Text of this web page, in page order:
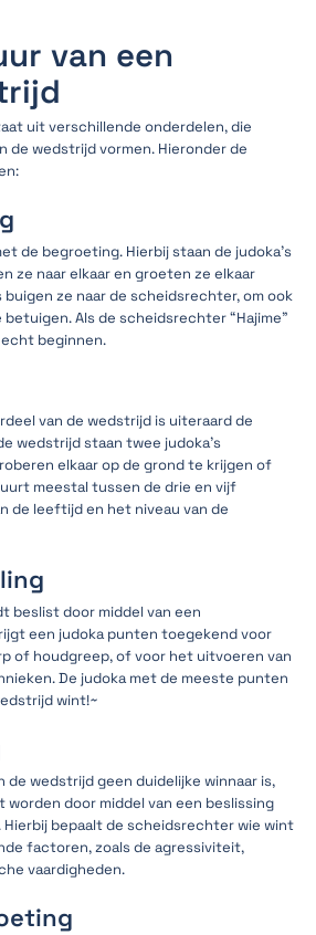
van een
uit verschillende onderdelen, die
de wedstrijd vormen. Hieronder de
de begroeting. Hierbij staan de judoka’s
ze naar elkaar en groeten ze elkaar
ze naar de scheidsrechter, om ook
Als de scheidsrechter “Hajime”
beginnen.
van de wedstrijd is uiteraard de
wedstrijd staan twee judoka’s
elkaar op de grond te krijgen of
meestal tussen de drie en vijf
de leeftijd en het niveau van de
beslist door middel van een
een judoka punten toegekend voor
of houdgreep, of voor het uitvoeren van
De judoka met de meeste punten
wint!~
de wedstrijd geen duidelijke winnaar is,
worden door middel van een beslissing
bepaalt de scheidsrechter wie wint
factoren, zoals de agressiviteit,
vaardigheden.